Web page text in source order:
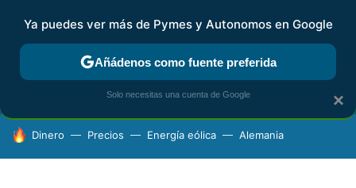
FISCALIDAD Y CONTABILIDAD KIT DIGITAL RENTA
HOY SE HABLA DE
Dinero Precios Energía eólica Alemania
×
Ya puedes ver más de Pymes y Autonomos en Google
Añádenos como fuente preferida
Solo necesitas una cuenta de Google